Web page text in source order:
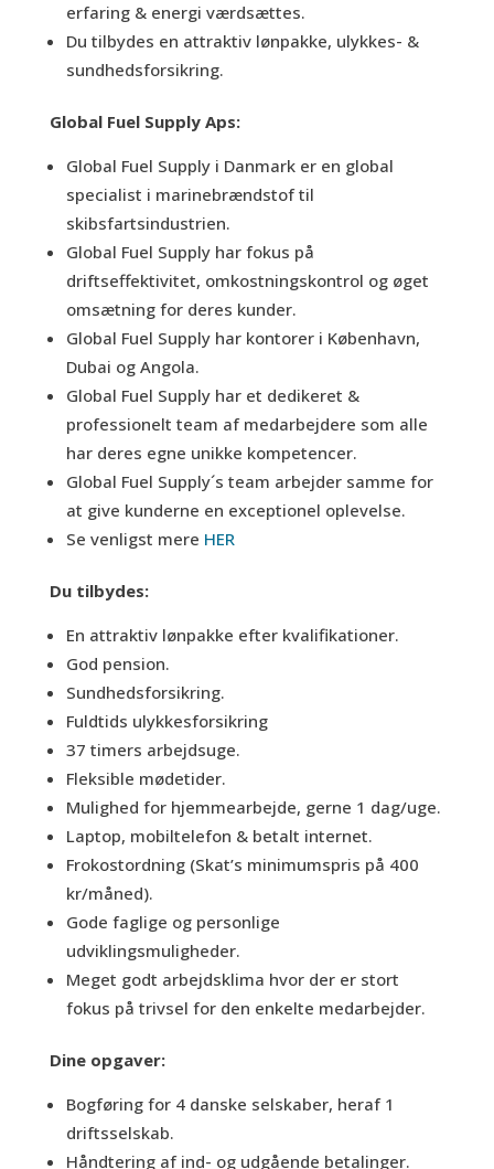
erfaring & energi værdsættes.
Du tilbydes en attraktiv lønpakke, ulykkes- &
sundhedsforsikring.
Global Fuel Supply Aps:
Global Fuel Supply i Danmark er en global
specialist i marinebrændstof til
skibsfartsindustrien.
Global Fuel Supply har fokus på
driftseffektivitet, omkostningskontrol og øget
omsætning for deres kunder.
Global Fuel Supply har kontorer i København,
Dubai og Angola.
Global Fuel Supply har et dedikeret &
professionelt team af medarbejdere som alle
har deres egne unikke kompetencer.
Global Fuel Supply´s team arbejder samme for
at give kunderne en exceptionel oplevelse.
Se venligst mere HER
Du tilbydes:
En attraktiv lønpakke efter kvalifikationer.
God pension.
Sundhedsforsikring.
Fuldtids ulykkesforsikring
37 timers arbejdsuge.
Fleksible mødetider.
Mulighed for hjemmearbejde, gerne 1 dag/uge.
Laptop, mobiltelefon & betalt internet.
Frokostordning (Skat’s minimumspris på 400
kr/måned).
Gode faglige og personlige
udviklingsmuligheder.
Meget godt arbejdsklima hvor der er stort
fokus på trivsel for den enkelte medarbejder.
Dine opgaver:
Bogføring for 4 danske selskaber, heraf 1
driftsselskab.
Håndtering af ind- og udgående betalinger.